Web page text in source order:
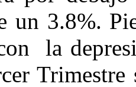
un 3.8%.
la